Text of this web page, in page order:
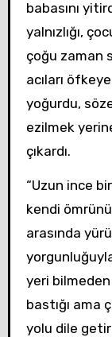
babasını
yalnızlığı,
çoğu zaman
acıları
yoğurdu,
ezilmek
çıkardı.
“Uzun ince
kendi
arasında
yeri
bastığı ama
yolu dile